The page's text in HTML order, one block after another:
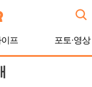
프 포토·영상